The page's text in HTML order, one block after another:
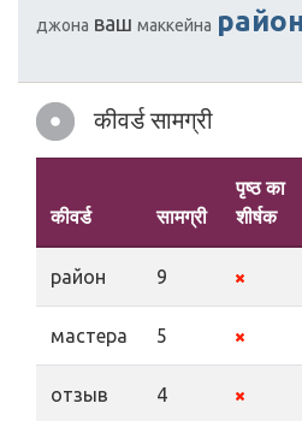
джона ваш маккейна район
कीवर्ड सामग्री
कीवर्ड सामग्री
पृष्ठ का
शीर्षक
район 9
мастера 5
отзыв 4